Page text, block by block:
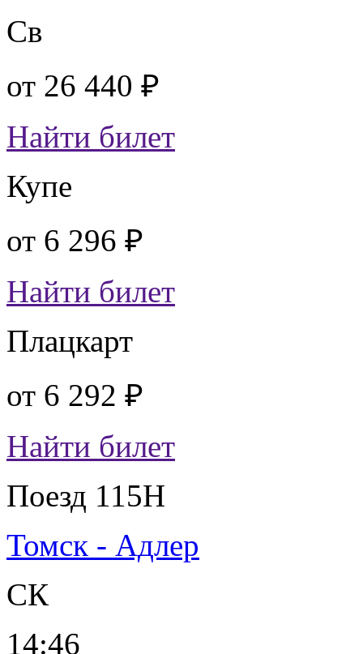
Св
от 26 440 ₽
Найти билет
Купе
от 6 296 ₽
Найти билет
Плацкарт
от 6 292 ₽
Найти билет
Поезд 115Н
Томск - Адлер
СК
14:46